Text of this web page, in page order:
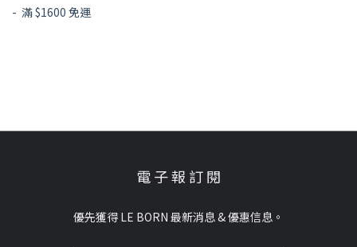
- 滿 $1600 免運
電 子 報 訂 閱
優先獲得 LE BORN 最新消息 & 優惠信息。